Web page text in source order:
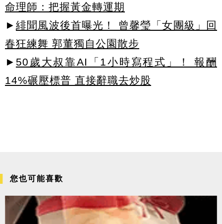
命理師：把握黃金轉運期
► 緋聞風波後首曝光！ 曾馨瑩「女團級」回
春狂練舞 郭董獨自公園散步
► 50歲大叔靠AI「1小時寫程式」！ 報酬
14%碾壓標普 直接辭職去炒股
您也可能喜歡